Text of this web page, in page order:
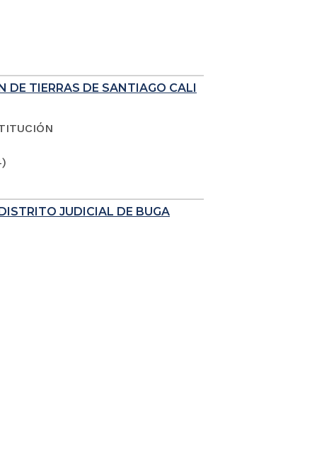
DE TIERRAS DE SANTIAGO CALI
JUDICIAL DE BUGA